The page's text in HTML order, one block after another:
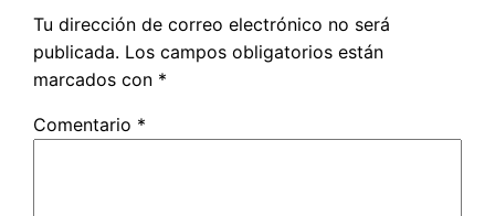
Tu dirección de correo electrónico no será
publicada. Los campos obligatorios están
marcados con *
Comentario *